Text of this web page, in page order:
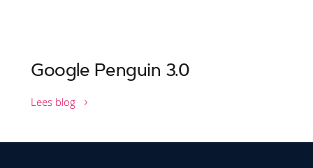
Google Penguin 3.0
Lees blog